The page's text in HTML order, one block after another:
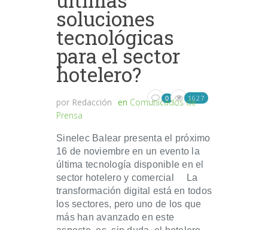
soluciones
tecnológicas
para el sector
hotelero?
por Redacción en Comunicados de
Prensa
0 1627
Sinelec Balear presenta el próximo
16 de noviembre en un evento la
última tecnología disponible en el
sector hotelero y comercial La
transformación digital está en todos
los sectores, pero uno de los que
más han avanzado en este